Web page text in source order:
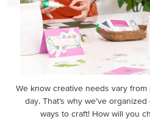
We know creative needs vary
day. That’s why we’ve
ways to craft! How will you